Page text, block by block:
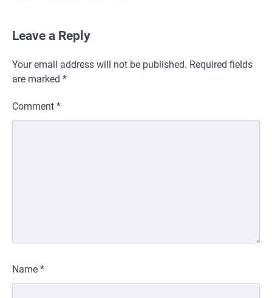
Leave a Reply
Your email address will not be published. Required fields
are marked *
Comment *
Name *